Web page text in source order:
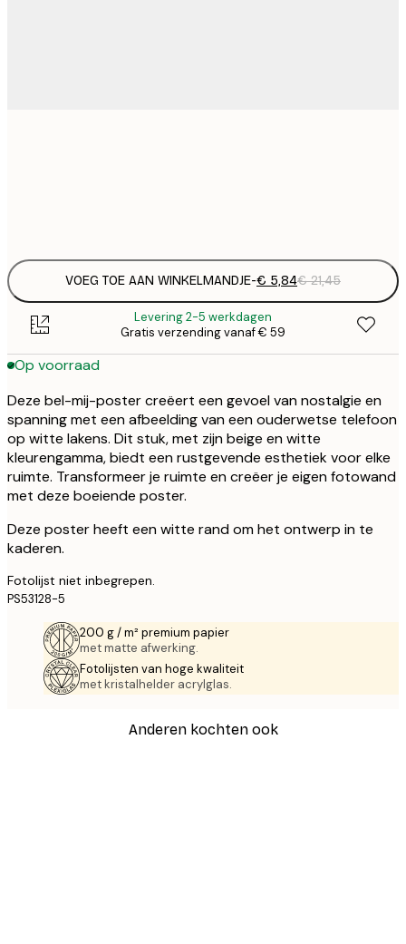
VOEG TOE AAN WINKELMANDJE-€ 5,84€ 21,45
Levering 2-5 werkdagen
Gratis verzending vanaf € 59
Op voorraad
Deze bel-mij-poster creëert een gevoel van nostalgie en
spanning met een afbeelding van een ouderwetse telefoon
op witte lakens. Dit stuk, met zijn beige en witte
kleurengamma, biedt een rustgevende esthetiek voor elke
ruimte. Transformeer je ruimte en creëer je eigen fotowand
met deze boeiende poster.
Deze poster heeft een witte rand om het ontwerp in te
kaderen.
Fotolijst niet inbegrepen.
PS53128-5
200 g / m² premium papier
met matte afwerking.
Fotolijsten van hoge kwaliteit
met kristalhelder acrylglas.
Anderen kochten ook